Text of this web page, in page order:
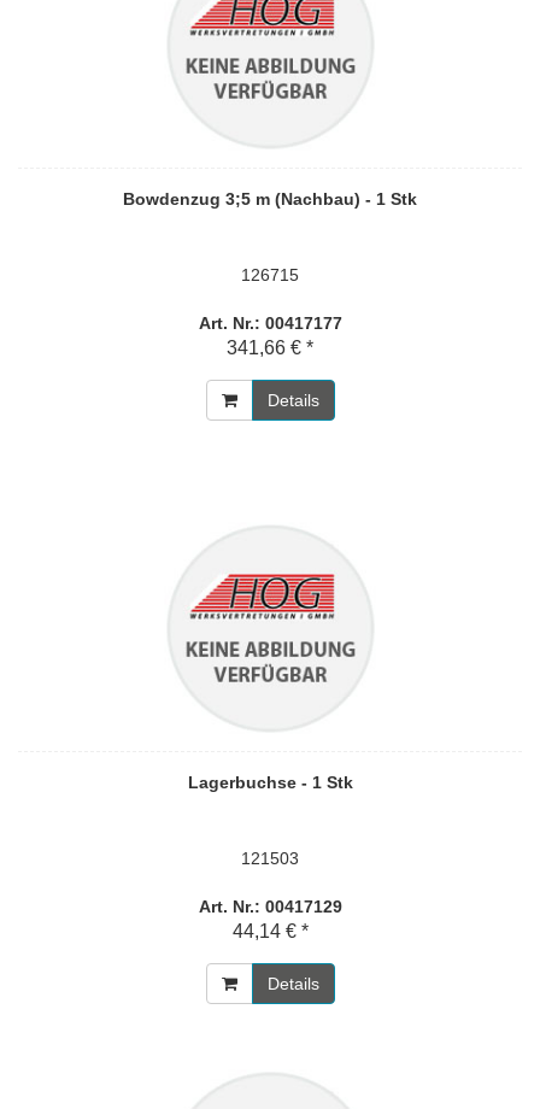
Bowdenzug 3;5 m (Nachbau) - 1 Stk
126715
Art. Nr.: 00417177
341,66 € *
Details
Lagerbuchse - 1 Stk
121503
Art. Nr.: 00417129
44,14 € *
Details